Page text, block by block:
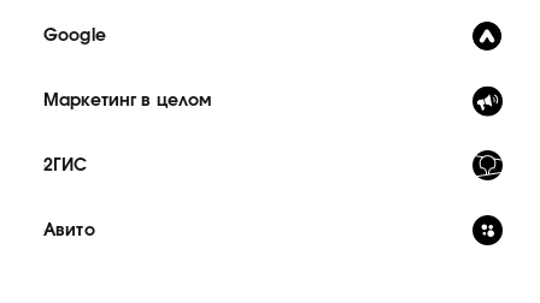
Google
Маркетинг в целом
2ГИС
Авито